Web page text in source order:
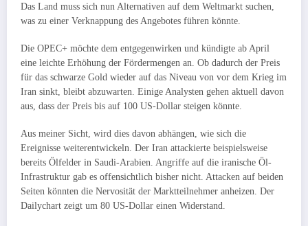
Das Land muss sich nun Alternativen auf dem Weltmarkt suchen,
was zu einer Verknappung des Angebotes führen könnte.
Die OPEC+ möchte dem entgegenwirken und kündigte ab April
eine leichte Erhöhung der Fördermengen an. Ob dadurch der Preis
für das schwarze Gold wieder auf das Niveau von vor dem Krieg im
Iran sinkt, bleibt abzuwarten. Einige Analysten gehen aktuell davon
aus, dass der Preis bis auf 100 US-Dollar steigen könnte.
Aus meiner Sicht, wird dies davon abhängen, wie sich die
Ereignisse weiterentwickeln. Der Iran attackierte beispielsweise
bereits Ölfelder in Saudi-Arabien. Angriffe auf die iranische Öl-
Infrastruktur gab es offensichtlich bisher nicht. Attacken auf beiden
Seiten könnten die Nervosität der Marktteilnehmer anheizen. Der
Dailychart zeigt um 80 US-Dollar einen Widerstand.